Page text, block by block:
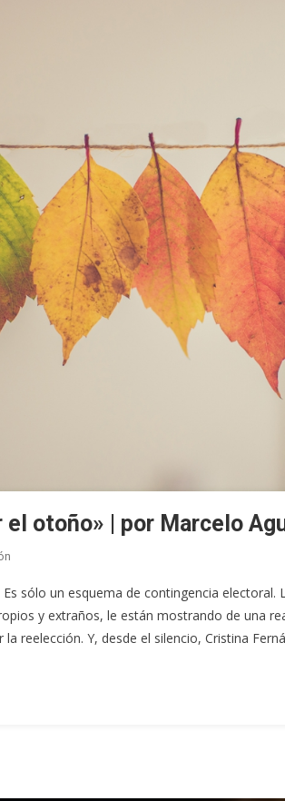
el otoño» | por Marcelo
sólo un esquema de contingencia electoral.
y extraños, le están mostrando de una
la reelección. Y, desde el silencio, Cristina